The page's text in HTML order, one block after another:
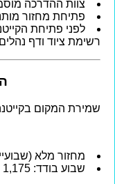
צוות ההדרכה
פתיחת מחזור
לפני פתיחת
רשימת ציוד ודף
שמירת המקום
מחזור מלא (שבועיים):
שבוע בודד: 1,175 ₪